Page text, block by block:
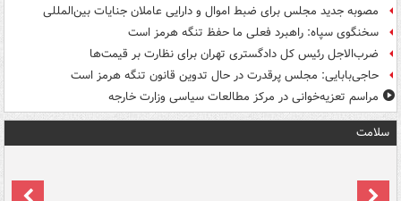
مصوبه جدید مجلس برای ضبط اموال و دارایی عاملان جنایات بین‌المللی
سخنگوی سپاه: راهبرد فعلی ما حفظ تنگه هرمز است
ضرب‌الاجل رئیس کل دادگستری تهران برای نظارت بر قیمت‌ها
حاجی‌بابایی: مجلس پرقدرت در حال تدوین قانون تنگه هرمز است
مراسم تعزیه‌خوانی در مرکز مطالعات سیاسی وزارت خارجه
سلامت